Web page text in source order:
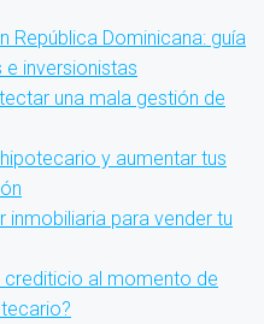
República Dominicana: guía
inversionistas
una mala gestión de
y aumentar tus
inmobiliaria para vender tu
al momento de